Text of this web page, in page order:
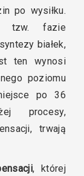
po wysiłku.
tzw. fazie
białek,
ten wynosi
poziomu
po 36
procesy,
trwają
, której